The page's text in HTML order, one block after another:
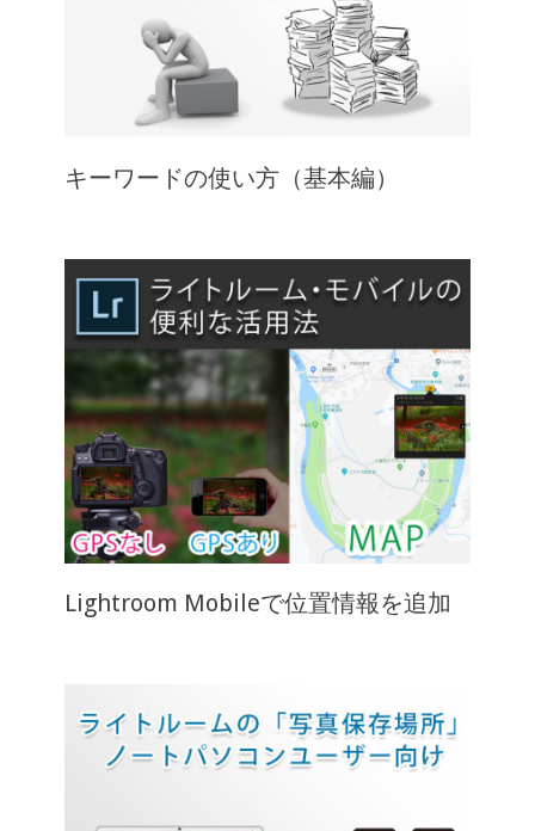
キーワードの使い方（基本編）
Lightroom Mobileで位置情報を追加